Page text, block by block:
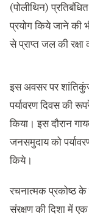
(पोलीथिन)
प्रयोग किये जाने की
से प्राप्त जल की
इस अवसर पर शांतिकुंज
पर्यावरण दिवस की
किया। इस दौरान
जनसमुदाय को
किये।
रचनात्मक प्रकोष्ठ के
संरक्षण की दिशा में